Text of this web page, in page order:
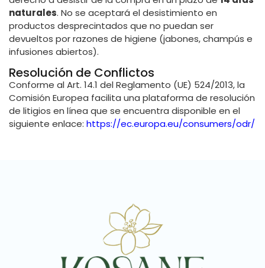
naturales. No se aceptará el desistimiento en
productos desprecintados que no puedan ser
devueltos por razones de higiene (jabones, champús e
infusiones abiertos).
Resolución de Conflictos
Conforme al Art. 14.1 del Reglamento (UE) 524/2013, la
Comisión Europea facilita una plataforma de resolución
de litigios en línea que se encuentra disponible en el
siguiente enlace: https://ec.europa.eu/consumers/odr/